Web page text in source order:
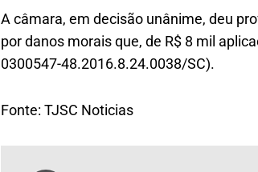
A câmara, em decisão unânime, deu
por danos morais que, de R$ 8 mil
0300547-48.2016.8.24.0038/SC).
Fonte: TJSC Noticias